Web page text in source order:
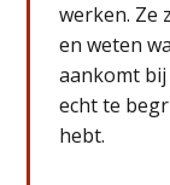
werken. Ze
en weten
aankomt
echt te
hebt.